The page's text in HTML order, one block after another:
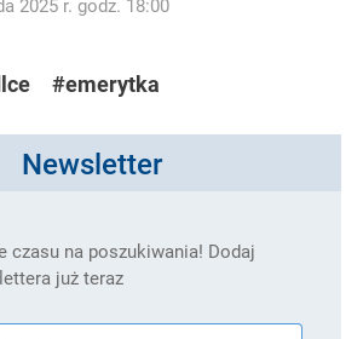
2025 r. godz. 18:00
#emerytka
Newsletter
czasu na poszukiwania! Dodaj
już teraz